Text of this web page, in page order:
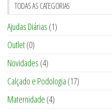
TODAS AS CATEGORIAS
Ajudas Diárias (1)
Outlet(0)
Novidades (4)
Calçado e Podologia (17)
Maternidade (4)